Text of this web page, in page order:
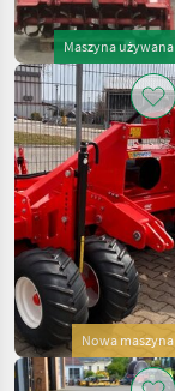
Maszyna używana
Nowa maszyna